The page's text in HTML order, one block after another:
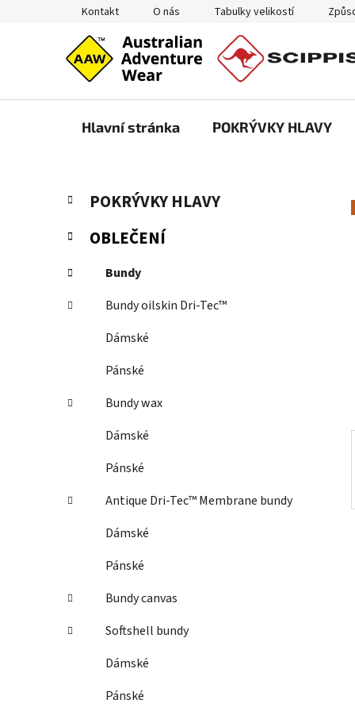
Kontakt O nás Tabulky velikostí
Hlavní stránka POKRÝVKY HLAVY
P
s
r
a
a
Přeskočit
kategorie
K
a
t
e
o
r
i
POKRÝVKY HLAVY
OBLEČENÍ
Bundy
Bundy oilskin Dri-Tec™
Dámské
Pánské
Bundy wax
Dámské
Pánské
Antique Dri-Tec™ Membrane bundy
Dámské
Pánské
Bundy canvas
Softshell bundy
Dámské
Pánské